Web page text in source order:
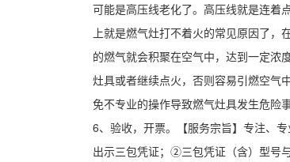
可能是高压线老化了。高压线就是连着
上就是燃气灶打不着火的常见原因了
的燃气就会积聚在空气中，达到一定浓
灶具或者继续点火，否则容易引燃空气
免不专业的操作导致燃气灶具发生危险
6、验收，开票。【服务宗旨】专注、
出示三包凭证；②三包凭证（含）型号